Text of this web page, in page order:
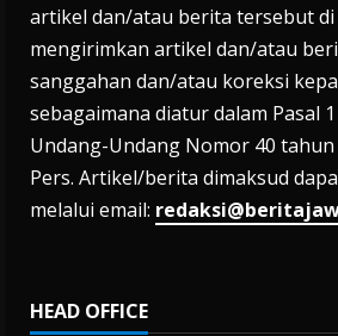
artikel dan/atau berita tersebut di
mengirimkan artikel dan/atau
sanggahan dan/atau koreksi
sebagaimana diatur dalam Pasal
Undang-Undang Nomor 40
Pers. Artikel/berita dimaksud
melalui email:
HEAD OFFICE